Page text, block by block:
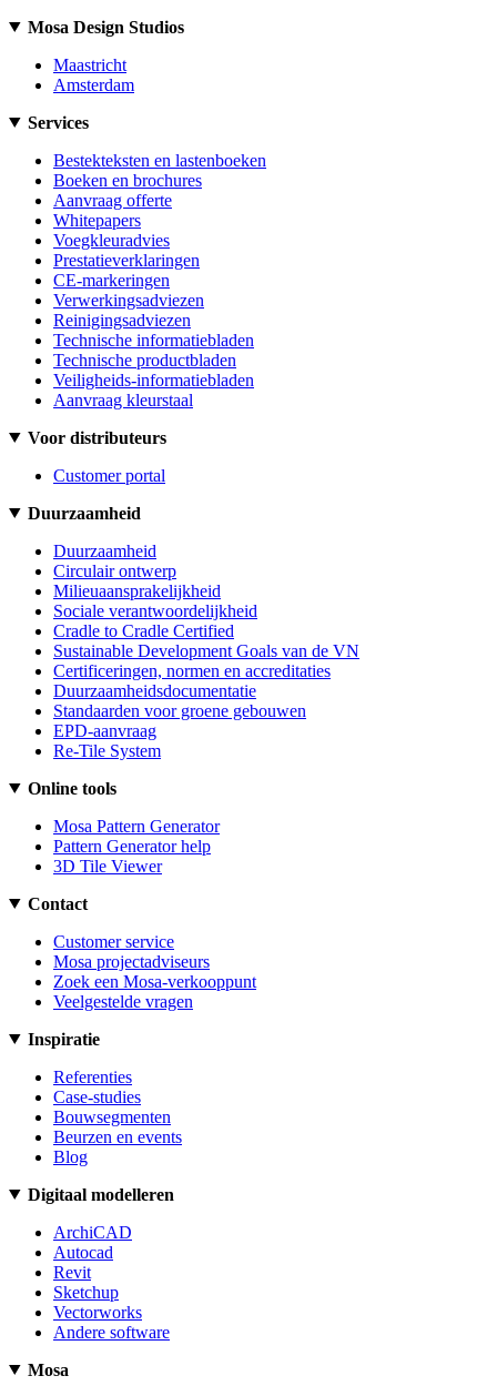
Mosa Design Studios
Maastricht
Amsterdam
Services
Bestekteksten en lastenboeken
Boeken en brochures
Aanvraag offerte
Whitepapers
Voegkleuradvies
Prestatieverklaringen
CE-markeringen
Verwerkingsadviezen
Reinigingsadviezen
Technische informatiebladen
Technische productbladen
Veiligheids-informatiebladen
Aanvraag kleurstaal
Voor distributeurs
Customer portal
Duurzaamheid
Duurzaamheid
Circulair ontwerp
Milieuaansprakelijkheid
Sociale verantwoordelijkheid
Cradle to Cradle Certified
Sustainable Development Goals van de VN
Certificeringen, normen en accreditaties
Duurzaamheidsdocumentatie
Standaarden voor groene gebouwen
EPD-aanvraag
Re-Tile System
Online tools
Mosa Pattern Generator
Pattern Generator help
3D Tile Viewer
Contact
Customer service
Mosa projectadviseurs
Zoek een Mosa-verkooppunt
Veelgestelde vragen
Inspiratie
Referenties
Case-studies
Bouwsegmenten
Beurzen en events
Blog
Digitaal modelleren
ArchiCAD
Autocad
Revit
Sketchup
Vectorworks
Andere software
Mosa